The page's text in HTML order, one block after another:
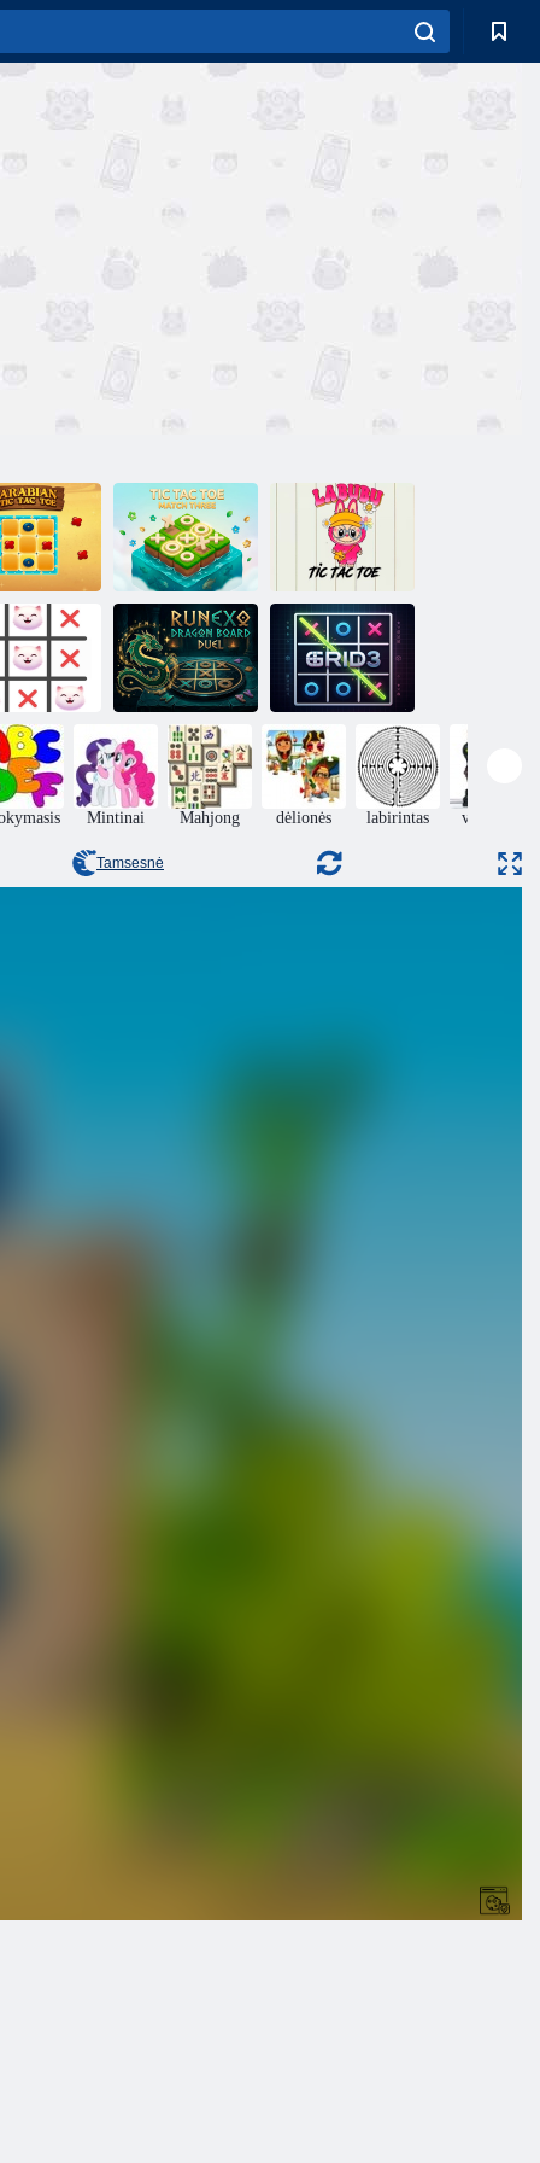
Tic Tac
Toe
Tic Tac Toe:
Trečioji
rungtynės
Labubu Tic Tac
Toe
Tic Tac Toe
Runexo Dragon
lentos dvikova
Tinklelis3
Mintinai Mahjong dėlionės labirintas veiksmas
Tamsesnė